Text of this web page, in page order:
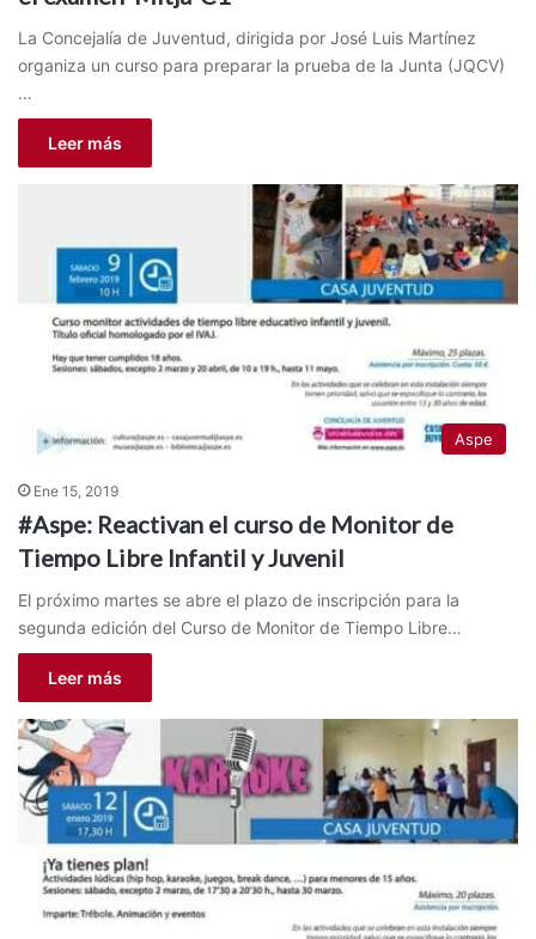
La Concejalía de Juventud, dirigida por José Luis Martínez
organiza un curso para preparar la prueba de la Junta (JQCV)
…
Leer más
Aspe
Ene 15, 2019
#Aspe: Reactivan el curso de Monitor de
Tiempo Libre Infantil y Juvenil
El próximo martes se abre el plazo de inscripción para la
segunda edición del Curso de Monitor de Tiempo Libre…
Leer más